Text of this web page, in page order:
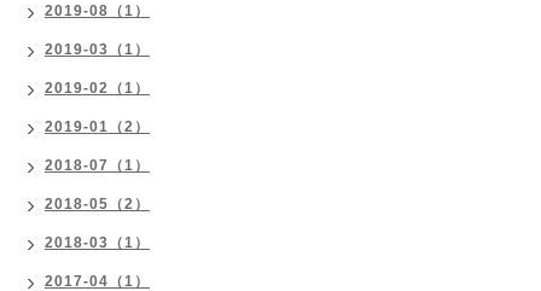
2019-08（1）
2019-03（1）
2019-02（1）
2019-01（2）
2018-07（1）
2018-05（2）
2018-03（1）
2017-04（1）